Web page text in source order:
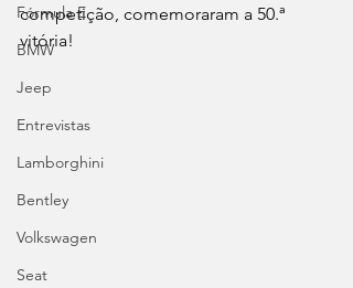
Fórmula E
BMW
Jeep
Entrevistas
Lamborghini
Bentley
Volkswagen
Seat
competição, comemoraram a 50.ª
vitória!